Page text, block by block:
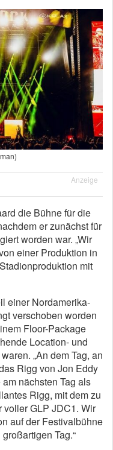
Anzeige
die Bühne für die
er zunächst für
worden war. „Wir
einer Produktion in
mit
einer Nordamerika-
verschoben worden
Floor-Package
Location- und
„An dem Tag, an
Rigg von Jon Eddy
nächsten Tag als
Rigg, mit dem zu
GLP JDC1. Wir
auf der Festivalbühne
Tag.“